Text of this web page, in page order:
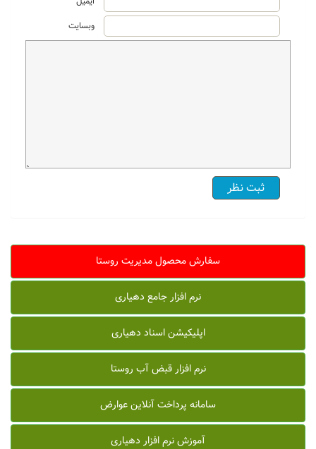
وبسایت
سفارش محصول مدیریت روستا
نرم افزار جامع دهیاری
اپلیکیشن اسناد دهیاری
نرم افزار قبض آب روستا
سامانه پرداخت آنلاین عوارض
آموزش نرم افزار دهیاری